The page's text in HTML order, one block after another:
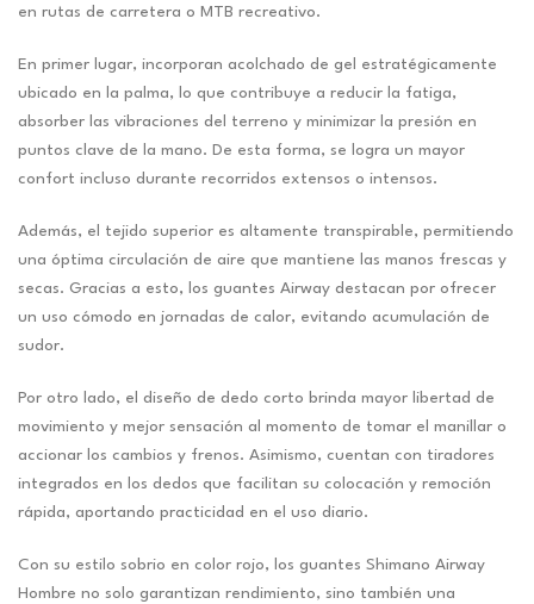
en rutas de carretera o MTB recreativo.
En primer lugar, incorporan acolchado de gel estratégicamente
ubicado en la palma, lo que contribuye a reducir la fatiga,
absorber las vibraciones del terreno y minimizar la presión en
puntos clave de la mano. De esta forma, se logra un mayor
confort incluso durante recorridos extensos o intensos.
Además, el tejido superior es altamente transpirable, permitiendo
una óptima circulación de aire que mantiene las manos frescas y
secas. Gracias a esto, los guantes Airway destacan por ofrecer
un uso cómodo en jornadas de calor, evitando acumulación de
sudor.
Por otro lado, el diseño de dedo corto brinda mayor libertad de
movimiento y mejor sensación al momento de tomar el manillar o
accionar los cambios y frenos. Asimismo, cuentan con tiradores
integrados en los dedos que facilitan su colocación y remoción
rápida, aportando practicidad en el uso diario.
Con su estilo sobrio en color rojo, los guantes Shimano Airway
Hombre no solo garantizan rendimiento, sino también una